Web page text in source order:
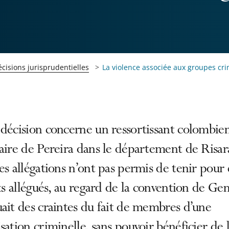
jurisprudentielles La violence associée aux groupes
concerne un ressortissant
de Pereira dans le département de
allégations n’ont pas permis de tenir pour
allégués, au regard de la convention de
des craintes du fait de membres d’une